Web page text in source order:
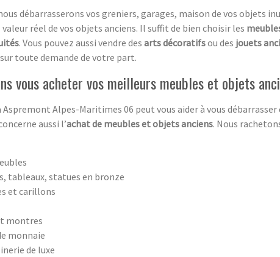
débarrasserons vos greniers, garages, maison de vos
réel de vos objets anciens. Il suffit de bien choisir les
. Vous pouvez aussi vendre des arts décoratifsou des jouets
toute demande de votre part.
vous acheter vos meilleurs meubles et objets
Aspremont Alpes-Maritimes 06 peut vous aider à vous
aussi l’achat de meubles et objets anciens. Nous
tableaux, statues en bronze
et carillons
montres
monnaie
de luxe